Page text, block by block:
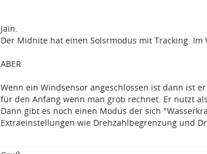
Jain.
Der Midnite hat einen Solsrmodus mit Tracking.
ABER
Wenn ein Windsensor angeschlossen ist dann ist
für den Anfang wenn man grob rechnet. Er nutzt
Dann gibt es noch einen Modus der sich
Extraeinstellungen wie Drehzahlbegrenzung und